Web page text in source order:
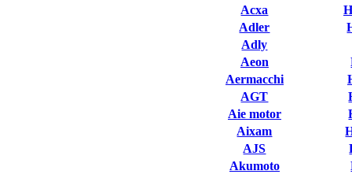
Acxa
Adler
Adly
Aeon
Aermacchi
AGT
Aie motor
Aixam
AJS
Akumoto